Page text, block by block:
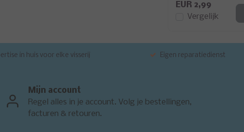
EUR 2,99
Vergelijk
in huis voor elke visserij Eigen reparatiedienst
Mijn account
Regel alles in je account. Volg je bestellingen,
facturen & retouren.